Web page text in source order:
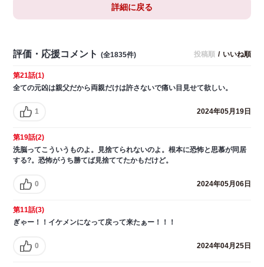
詳細に戻る
評価・応援コメント (全1835件) 投稿順 / いいね順
第21話(1)
全ての元凶は親父だから両親だけは許さないで痛い目見せて欲しい。
1 2024年05月19日
第19話(2)
洗脳ってこういうものよ。見捨てられないのよ。根本に恐怖と思慕が同居
する?。恐怖がうち勝てば見捨ててたかもだけど。
0 2024年05月06日
第11話(3)
ぎゃー！！イケメンになって戻って来たぁー！！！
0 2024年04月25日